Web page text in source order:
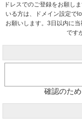
ドレスでのご登録をお願し
いる方は、ドメイン設定で
お願いします。3日以内に
です
確認のた